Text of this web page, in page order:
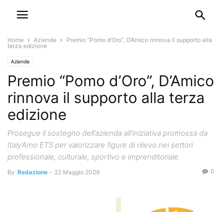
Home Aziende
Premio “Pomo d’Oro”, D’Amico rinnova il supporto alla
terza edizione
Aziende
Premio “Pomo d’Oro”, D’Amico
rinnova il supporto alla terza
edizione
Prosegue il sostegno dell’azienda all’iniziativa promossa da
Italy’Amo ETS per valorizzare figure di rilievo nei settori
professionale, culturale, sportivo e imprenditoriale.
By Redazione - 22 Maggio 2026 0